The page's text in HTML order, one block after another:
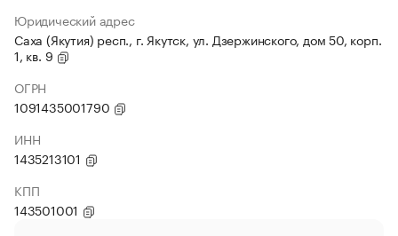
Юридический адрес
Саха (Якутия) респ., г. Якутск, ул. Дзержинского, дом 50, корп.
1, кв. 9
ОГРН
1091435001790
ИНН
1435213101
КПП
143501001